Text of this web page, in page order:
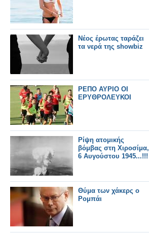
Νέος έρωτας ταράζει
τα νερά της showbiz
ΡΕΠΟ ΑΥΡΙΟ ΟΙ
ΕΡΥΘΡΟΛΕΥΚΟΙ
Ρίψη ατομικής
βόμβας στη Χιροσίμα,
6 Αυγούστου 1945...!!!
Θύμα των χάκερς ο
Ρομπάι